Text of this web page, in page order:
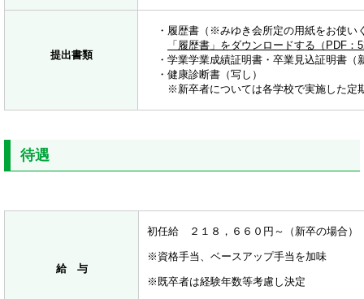
提出書類
・履歴書（※みゆき会所定の用紙をお使い
「履歴書」をダウンロードする（PDF：
・学業学業成績証明書・卒業見込証明書（
・健康診断書（写し）
※新卒者については各学校で実施した定
待遇
給 与
初任給 ２１８，６６０円～（新卒の場合）
※資格手当、ベースアップ手当を加味
※既卒者は経験年数等考慮し決定